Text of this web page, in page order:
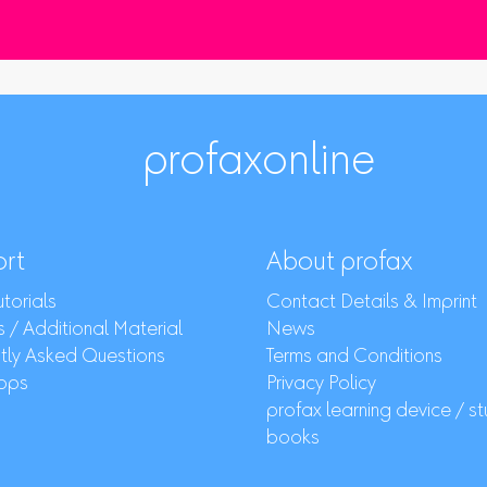
profaxonline
/ Additional Material
Asked Questions
About profax
Contact Details & Imprint
News
Terms and Conditions
Privacy Policy
profax learning device /
books